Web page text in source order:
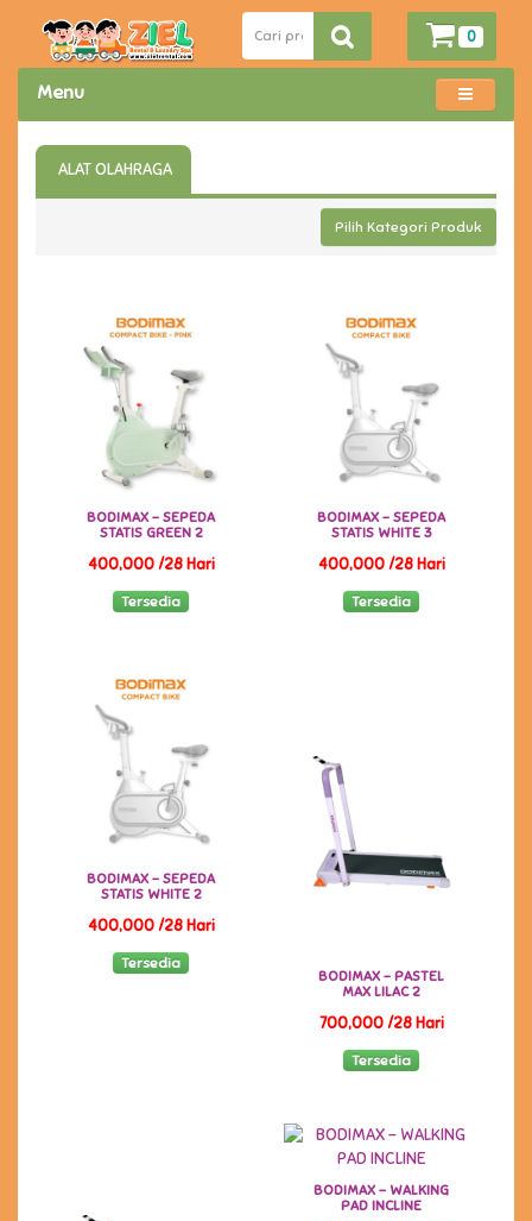
0
Menu
ALAT OLAHRAGA
Pilih Kategori Produk
BODIMAX - SEPEDA
STATIS GREEN 2
400,000 /28 Hari
Tersedia
BODIMAX - SEPEDA
STATIS WHITE 3
400,000 /28 Hari
Tersedia
BODIMAX - SEPEDA
STATIS WHITE 2
400,000 /28 Hari
Tersedia
BODIMAX - PASTEL
MAX LILAC 2
700,000 /28 Hari
Tersedia
BODIMAX - WALKING
PAD INCLINE